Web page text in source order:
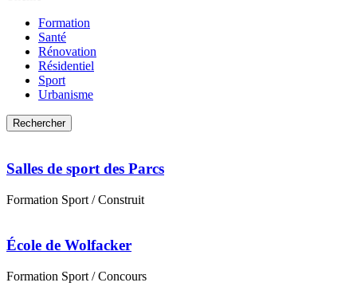
Formation
Santé
Rénovation
Résidentiel
Sport
Urbanisme
Salles de sport des Parcs
Formation Sport / Construit
École de Wolfacker
Formation Sport / Concours